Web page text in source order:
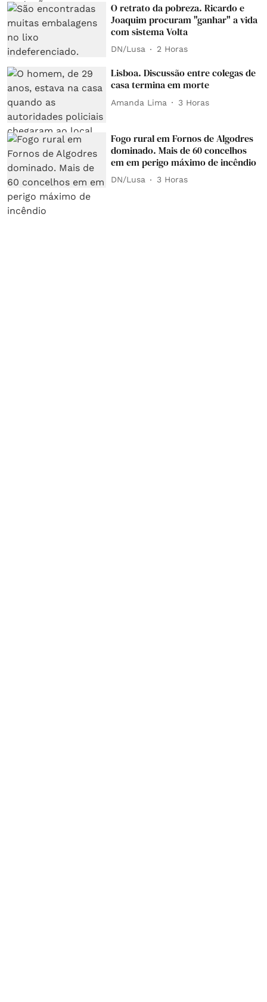
O retrato da pobreza. Ricardo e
Joaquim procuram "ganhar" a vida
com sistema Volta
DN/Lusa 2 Horas
Lisboa. Discussão entre colegas de
casa termina em morte
Amanda Lima 3 Horas
Fogo rural em Fornos de Algodres
dominado. Mais de 60 concelhos
em em perigo máximo de incêndio
DN/Lusa 3 Horas